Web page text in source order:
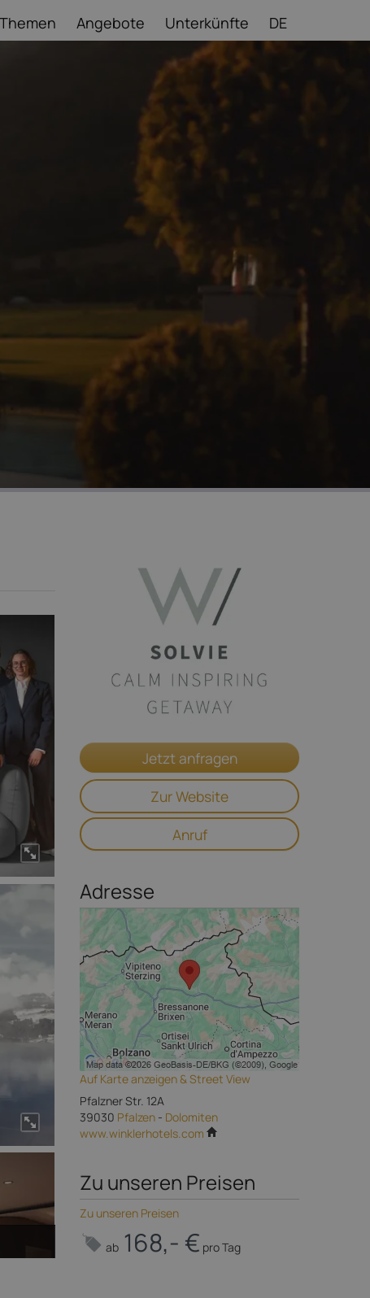
Themen Angebote Unterkünfte DE
Jetzt anfragen
Zur Website
Anruf
Adresse
Auf Karte anzeigen & Street View
Pfalzner Str. 12A
39030 Pfalzen - Dolomiten
www.winklerhotels.com
Zu unseren Preisen
Zu unseren Preisen
ab 168,- € pro Tag